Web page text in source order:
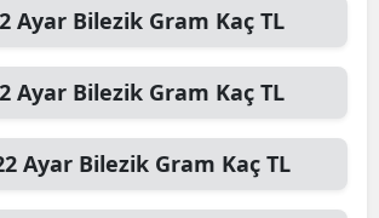
Ayar Bilezik Gram Kaç TL
Ayar Bilezik Gram Kaç TL
Ayar Bilezik Gram Kaç TL